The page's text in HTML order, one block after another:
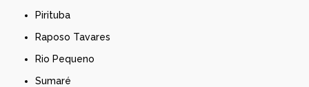
Pirituba
Raposo Tavares
Rio Pequeno
Sumaré